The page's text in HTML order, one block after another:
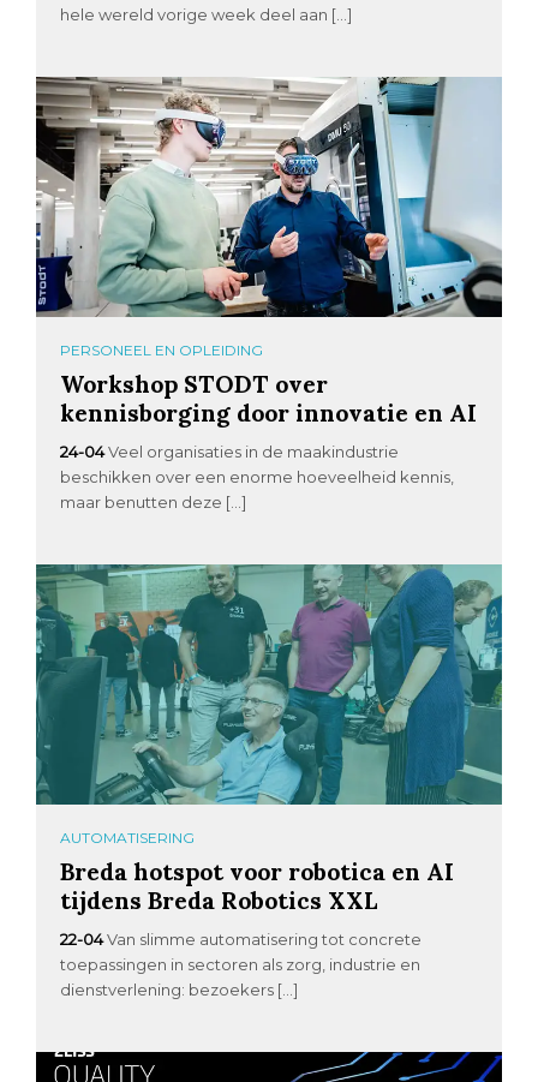
hele wereld vorige week deel aan […]
PERSONEEL EN OPLEIDING
Workshop STODT over
kennisborging door innovatie en AI
24-04Veel organisaties in de maakindustrie
beschikken over een enorme hoeveelheid kennis,
maar benutten deze […]
AUTOMATISERING
Breda hotspot voor robotica en AI
tijdens Breda Robotics XXL
22-04Van slimme automatisering tot concrete
toepassingen in sectoren als zorg, industrie en
dienstverlening: bezoekers […]